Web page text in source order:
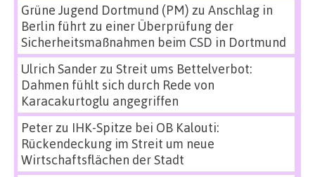
Grüne Jugend Dortmund (PM) zu Anschlag in
Berlin führt zu einer Überprüfung der
Sicherheitsmaßnahmen beim CSD in Dortmund
Ulrich Sanderzu Streit ums Bettelverbot:
Dahmen fühlt sich durch Rede von
Karacakurtoglu angegriffen
Peterzu IHK-Spitze bei OB Kalouti:
Rückendeckung im Streit um neue
Wirtschaftsflächen der Stadt